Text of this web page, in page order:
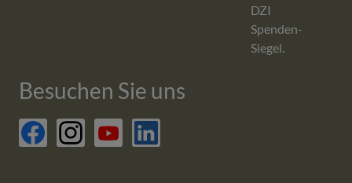
DZI
Spenden-
Siegel.
Besuchen Sie uns